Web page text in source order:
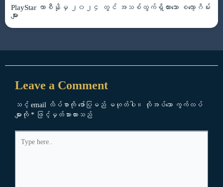
PlayStar ကာစီနိုမှ ၂၀၂၄ တွင် အသစ်ထွက်ရှိထားသော စလော့ဂိမ်း
များ
Leave a Comment
သင့် email လိပ်စာကို ဖော်ပြမည် မဟုတ်ပါ။
လိုအပ်သော ကွက်လပ်
များကို * ဖြင့်မှတ်သားထားသည်
here..